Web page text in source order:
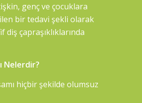
genç ve çocuklara
bir tedavi şekli olarak
diş çapraşıklıklarında
Nelerdir?
hiçbir şekilde olumsuz